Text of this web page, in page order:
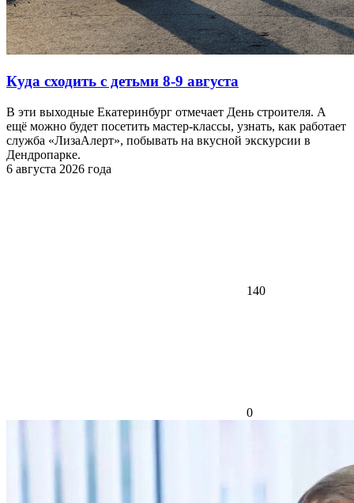
Куда сходить с детьми 8-9 августа
В эти выходные Екатеринбург отмечает День строителя. А
ещё можно будет посетить мастер-классы, узнать, как работает
служба «ЛизаАлерт», побывать на вкусной экскурсии в
Дендропарке.
6 августа 2026 года
140
0